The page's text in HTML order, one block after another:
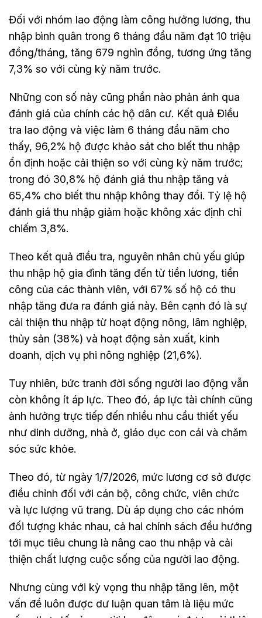
Đối với nhóm lao động làm công hưởng lương, thu
nhập bình quân trong 6 tháng đầu năm đạt 10 triệu
đồng/tháng, tăng 679 nghìn đồng, tương ứng tăng
7,3% so với cùng kỳ năm trước.
Những con số này cũng phần nào phản ánh qua
đánh giá của chính các hộ dân cư. Kết quả Điều
tra lao động và việc làm 6 tháng đầu năm cho
thấy, 96,2% hộ được khảo sát cho biết thu nhập
ổn định hoặc cải thiện so với cùng kỳ năm trước;
trong đó 30,8% hộ đánh giá thu nhập tăng và
65,4% cho biết thu nhập không thay đổi. Tỷ lệ hộ
đánh giá thu nhập giảm hoặc không xác định chỉ
chiếm 3,8%.
Theo kết quả điều tra, nguyên nhân chủ yếu giúp
thu nhập hộ gia đình tăng đến từ tiền lương, tiền
công của các thành viên, với 67% số hộ có thu
nhập tăng đưa ra đánh giá này. Bên cạnh đó là sự
cải thiện thu nhập từ hoạt động nông, lâm nghiệp,
thủy sản (38%) và hoạt động sản xuất, kinh
doanh, dịch vụ phi nông nghiệp (21,6%).
Tuy nhiên, bức tranh đời sống người lao động vẫn
còn không ít áp lực. Theo đó, áp lực tài chính cũng
ảnh hưởng trực tiếp đến nhiều nhu cầu thiết yếu
như dinh dưỡng, nhà ở, giáo dục con cái và chăm
sóc sức khỏe.
Theo đó, từ ngày 1/7/2026, mức lương cơ sở được
điều chỉnh đối với cán bộ, công chức, viên chức
và lực lượng vũ trang. Dù áp dụng cho các nhóm
đối tượng khác nhau, cả hai chính sách đều hướng
tới mục tiêu chung là nâng cao thu nhập và cải
thiện chất lượng cuộc sống của người lao động.
Nhưng cùng với kỳ vọng thu nhập tăng lên, một
vấn đề luôn được dư luận quan tâm là liệu mức